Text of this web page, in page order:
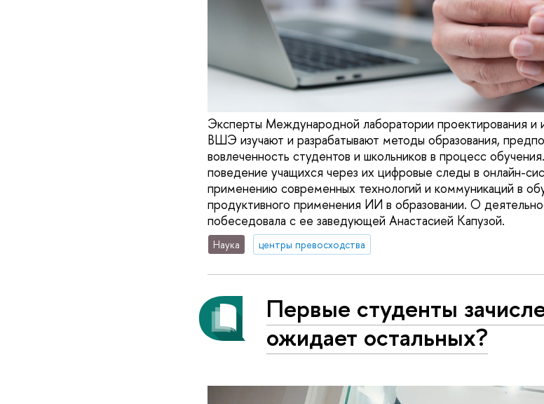
Эксперты Международной лаборатории проектирования и
ВШЭ изучают и разрабатывают методы образования,
вовлеченность студентов и школьников в процесс
поведение учащихся через их цифровые следы в онлайн-
применению современных технологий и коммуникаций в
продуктивного применения ИИ в образовании. О
побеседовала с ее заведующей Анастасией Капузой.
Наука центры превосходства
Первые студенты
ожидает остальных?